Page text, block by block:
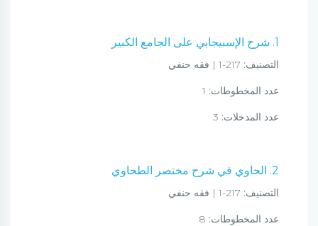
1. شرح الإسبيجابي على الجامع الكبير
التصنيف:
عدد المخطوطات:
عدد المدخلات:
2. الحاوي في شرح مختصر الطحاوي
التصنيف:
عدد المخطوطات: